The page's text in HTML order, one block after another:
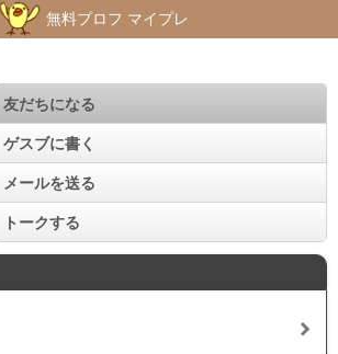
無料プロフ マイプレ
友だちになる
ゲスブに書く
メールを送る
トークする